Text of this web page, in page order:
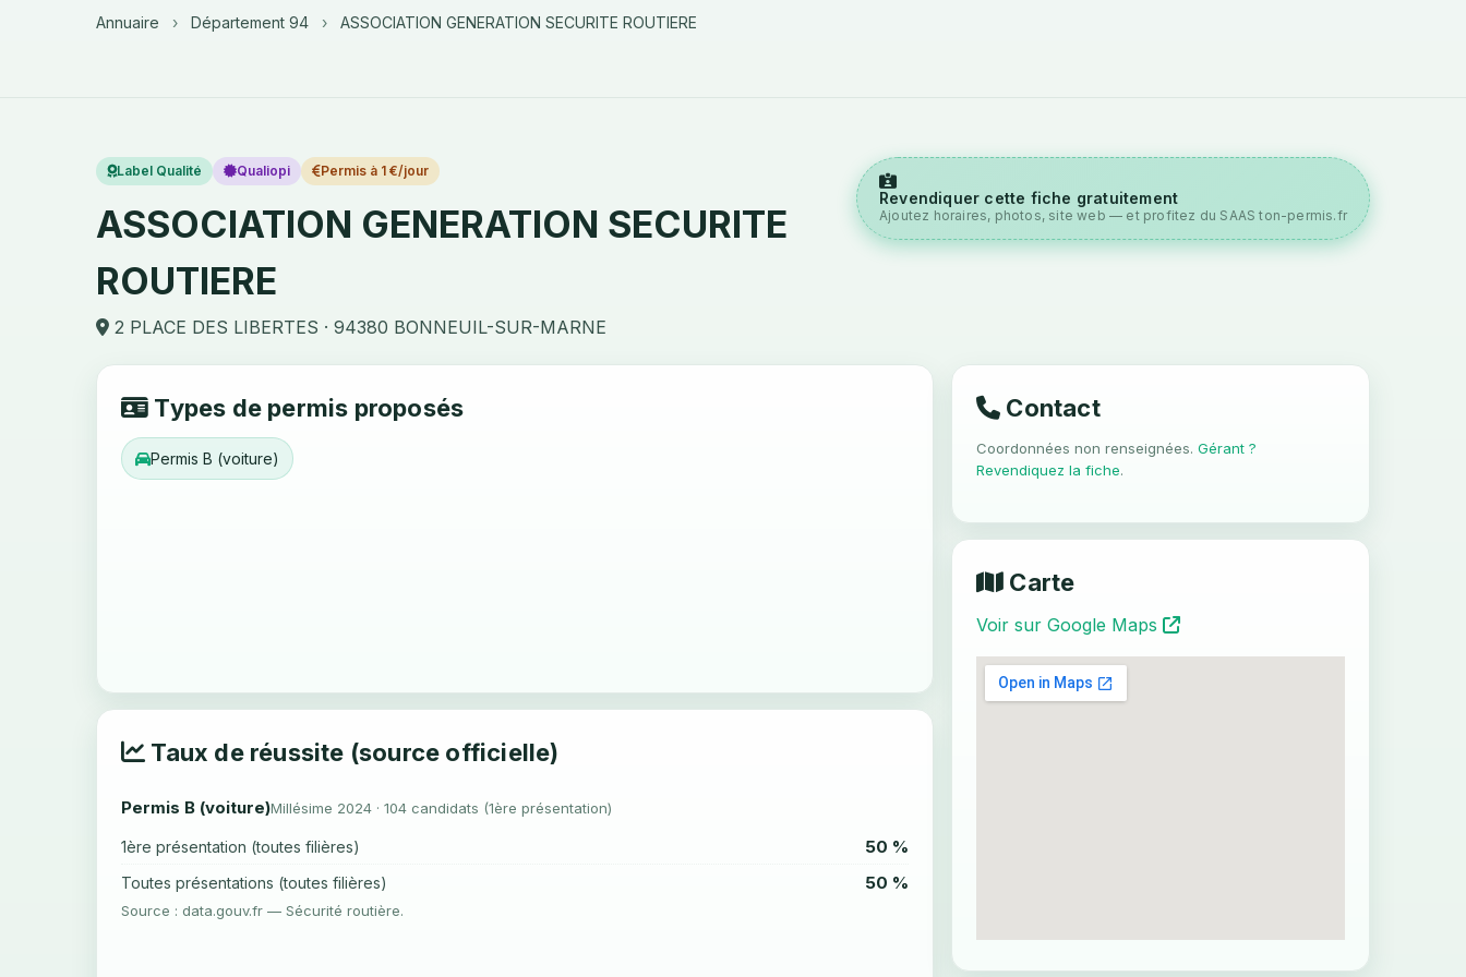
Annuaire › Département 94 › ASSOCIATION GENERATION SECURITE ROUTIERE
Label Qualité Qualiopi Permis à 1 €/jour
ASSOCIATION GENERATION SECURITE
ROUTIERE
2 PLACE DES LIBERTES · 94380 BONNEUIL-SUR-MARNE
Revendiquer cette fiche gratuitement
Ajoutez horaires, photos, site web — et profitez du SAAS ton-permis.fr
Types de permis proposés
Permis B (voiture)
Taux de réussite (source officielle)
Permis B (voiture)Millésime 2024 · 104 candidats (1ère présentation)
1ère présentation (toutes filières) 50 %
Toutes présentations (toutes filières) 50 %
Source : data.gouv.fr — Sécurité routière.
Contact
Coordonnées non renseignées. Gérant ?
Revendiquez la fiche.
Carte
Voir sur Google Maps